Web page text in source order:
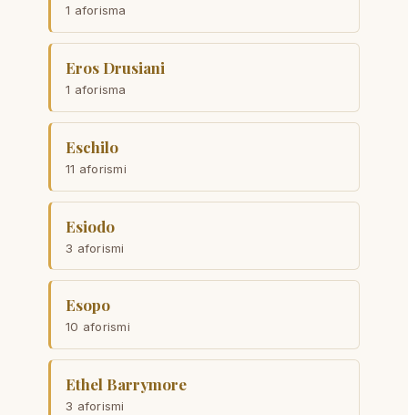
1 aforisma
Eros Drusiani
1 aforisma
Eschilo
11 aforismi
Esiodo
3 aforismi
Esopo
10 aforismi
Ethel Barrymore
3 aforismi